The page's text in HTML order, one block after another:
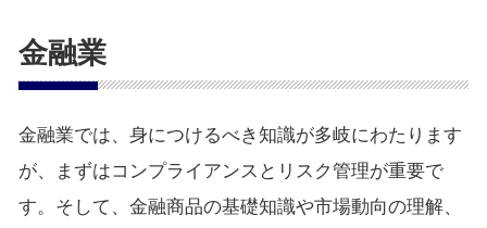
金融業
金融業では、身につけるべき知識が多岐にわたります
が、まずはコンプライアンスとリスク管理が重要で
す。そして、金融商品の基礎知識や市場動向の理解、